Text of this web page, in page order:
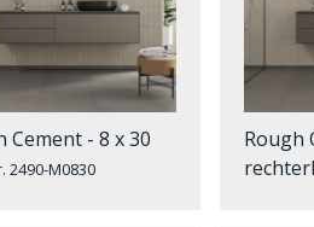
Cement - 8 x 30
2490-M0830
Rough